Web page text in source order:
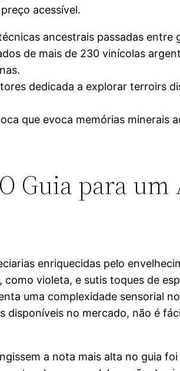
acessível.
ancestrais passadas entre
de mais de 230 vinícolas
dedicada a explorar terroirs
que evoca memórias minerais
Guia para
enriquecidas pelo
violeta, e sutis toques de
uma complexidade sensorial
no mercado, não é
a nota mais alta no guia